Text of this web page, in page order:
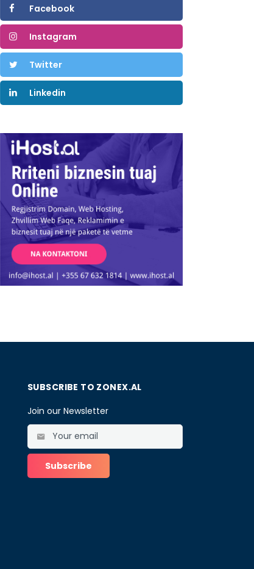
Facebook
Instagram
Twitter
Linkedin
SUBSCRIBE TO ZONEX.AL
Join our Newsletter